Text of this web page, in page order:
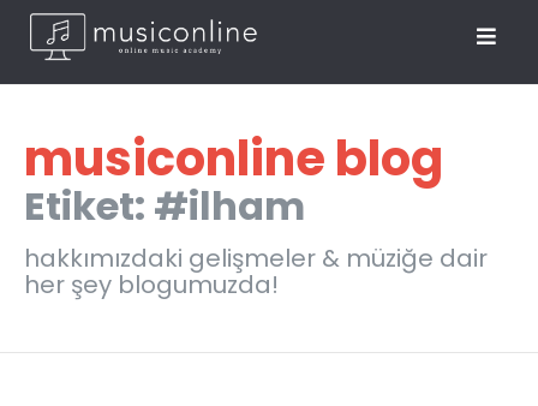
musiconline blog
Etiket: #ilham
hakkımızdaki gelişmeler & müziğe dair
her şey blogumuzda!